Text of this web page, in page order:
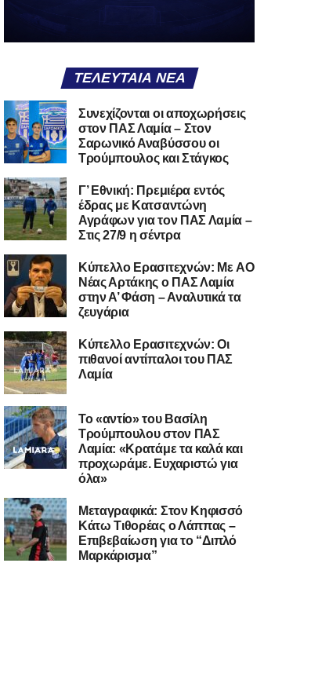
ΤΕΛΕΥΤΑΊΑ ΝΈΑ
Συνεχίζονται οι αποχωρήσεις
στον ΠΑΣ Λαμία – Στον
Σαρωνικό Αναβύσσου οι
Τρούμπουλος και Στάγκος
Γ’ Εθνική: Πρεμιέρα εντός
έδρας με Κατσαντώνη
Αγράφων για τον ΠΑΣ Λαμία –
Στις 27/9 η σέντρα
Kύπελλο Ερασιτεχνών: Με AO
Nέας Αρτάκης ο ΠΑΣ Λαμία
στην Α’ Φάση – Αναλυτικά τα
ζευγάρια
Κύπελλο Ερασιτεχνών: Οι
πιθανοί αντίπαλοι του ΠΑΣ
Λαμία
Το «αντίο» του Βασίλη
Τρούμπουλου στον ΠΑΣ
Λαμία: «Κρατάμε τα καλά και
προχωράμε. Ευχαριστώ για
όλα»
Μεταγραφικά: Στον Κηφισσό
Κάτω Τιθορέας ο Λάππας –
Επιβεβαίωση για το “Διπλό
Μαρκάρισμα”